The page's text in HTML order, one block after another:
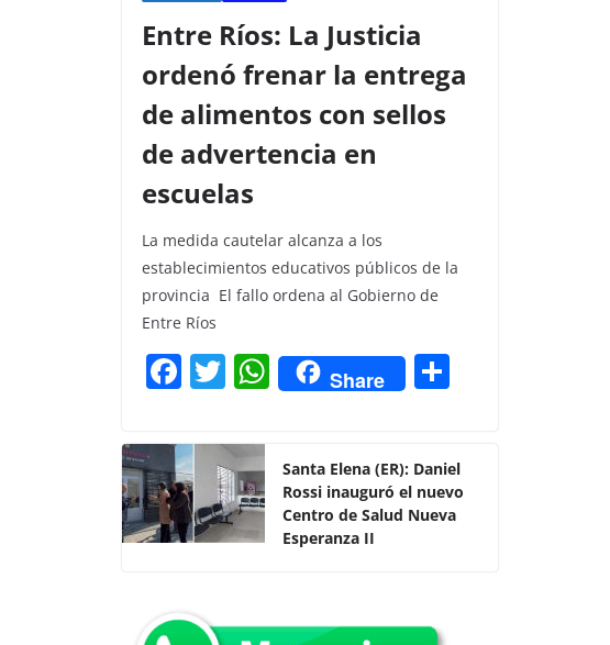
Entre Ríos: La Justicia
ordenó frenar la entrega
de alimentos con sellos
de advertencia en
escuelas
La medida cautelar alcanza a los
establecimientos educativos públicos de la
provincia El fallo ordena al Gobierno de
Entre Ríos
F
c
e
b
o
k
T
itt
er
W
h
s
A
p
Share
p
ar
Santa Elena (ER): Daniel
Rossi inauguró el nuevo
Centro de Salud Nueva
Esperanza II